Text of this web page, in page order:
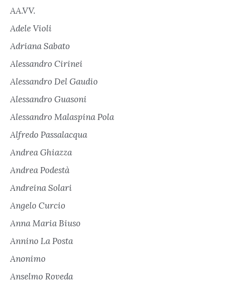
AA.VV.
Adele Violi
Adriana Sabato
Alessandro Cirinei
Alessandro Del Gaudio
Alessandro Guasoni
Alessandro Malaspina Pola
Alfredo Passalacqua
Andrea Ghiazza
Andrea Podestà
Andreina Solari
Angelo Curcio
Anna Maria Biuso
Annino La Posta
Anonimo
Anselmo Roveda